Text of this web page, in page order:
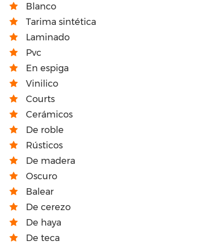
Blanco
Tarima sintética
Laminado
Pvc
En espiga
Vinilico
Courts
Cerámicos
De roble
Rústicos
De madera
Oscuro
Balear
De cerezo
De haya
De teca